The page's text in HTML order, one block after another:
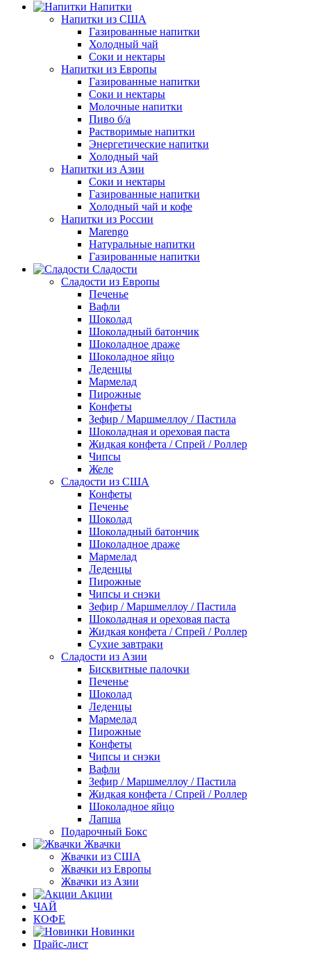
Напитки
Напитки из США
Газированные напитки
Холодный чай
Соки и нектары
Напитки из Европы
Газированные напитки
Соки и нектары
Молочные напитки
Пиво б/а
Растворимые напитки
Энергетические напитки
Холодный чай
Напитки из Азии
Соки и нектары
Газированные напитки
Холодный чай и кофе
Напитки из России
Marengo
Натуральные напитки
Газированные напитки
Сладости
Сладости из Европы
Печенье
Вафли
Шоколад
Шоколадный батончик
Шоколадное драже
Шоколадное яйцо
Леденцы
Мармелад
Пирожные
Конфеты
Зефир / Маршмеллоу / Пастила
Шоколадная и ореховая паста
Жидкая конфета / Спрей / Роллер
Чипсы
Желе
Сладости из США
Конфеты
Печенье
Шоколад
Шоколадный батончик
Шоколадное драже
Мармелад
Леденцы
Пирожные
Чипсы и снэки
Зефир / Маршмеллоу / Пастила
Шоколадная и ореховая паста
Жидкая конфета / Спрей / Роллер
Сухие завтраки
Сладости из Азии
Бисквитные палочки
Печенье
Шоколад
Леденцы
Мармелад
Пирожные
Конфеты
Чипсы и снэки
Вафли
Зефир / Маршмеллоу / Пастила
Жидкая конфета / Спрей / Роллер
Шоколадное яйцо
Лапша
Подарочный Бокс
Жвачки
Жвачки из США
Жвачки из Европы
Жвачки из Азии
Акции
ЧАЙ
КОФЕ
Новинки
Прайс-лист